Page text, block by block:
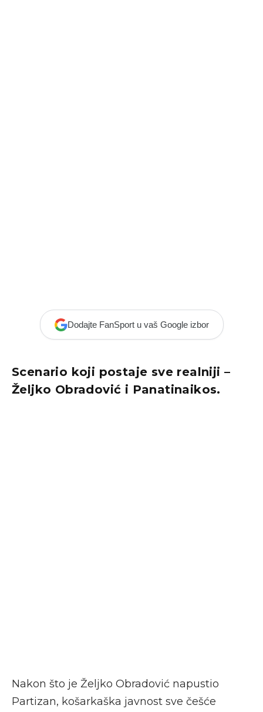
Dodajte FanSport u vaš Google izbor
Scenario koji postaje sve realniji –
Željko Obradović i Panatinaikos.
Nakon što je Željko Obradović napustio
Partizan, košarkaška javnost sve češće